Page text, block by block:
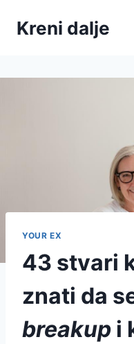
Kreni dalje
YOUR EX
43 stvari
znati da
breakup i